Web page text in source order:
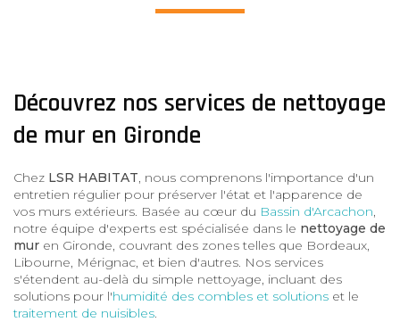
Découvrez nos services de nettoyage
de mur en Gironde
Chez LSR HABITAT, nous comprenons l'importance d'un
entretien régulier pour préserver l'état et l'apparence de
vos murs extérieurs. Basée au cœur du Bassin d'Arcachon,
notre équipe d'experts est spécialisée dans le nettoyage de
mur en Gironde, couvrant des zones telles que Bordeaux,
Libourne, Mérignac, et bien d'autres. Nos services
s'étendent au-delà du simple nettoyage, incluant des
solutions pour l'humidité des combles et solutions et le
traitement de nuisibles.